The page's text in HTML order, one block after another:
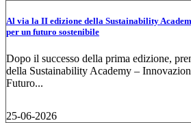
Al via la II edizione della Sustainability
per un futuro sostenibile
Dopo il successo della prima edizione,
della Sustainability Academy –
Futuro...
25-06-2026